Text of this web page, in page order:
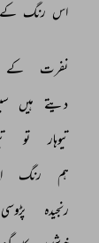
اس رنگ کے
نفرت کے
دیتے ہیں
تیوہار
تو
ہم
رنگ
رنجیدہ
پڑوسی